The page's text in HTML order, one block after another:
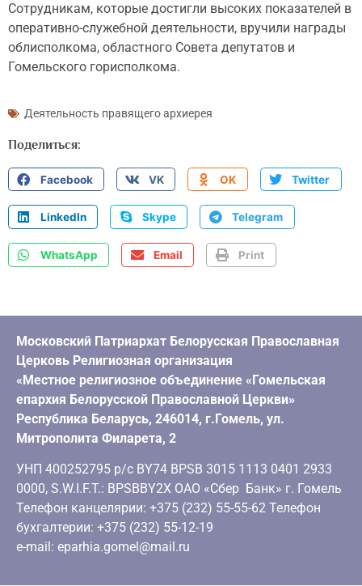
Сотрудникам, которые достигли высоких показателей в
оперативно-служебной деятельности, вручили награды
облисполкома, областного Совета депутатов и
Гомельского горисполкома.
Деятельность правящего архиерея
Поделиться:
Facebook VK OK Twitter
LinkedIn Skype Telegram
WhatsApp Email Print
Московский Патриархат Белорусская Православная
Церковь Религиозная организация
«Местное религиозное объединение «Гомельская
епархия Белорусской Православной Церкви»
Республика Беларусь, 246014, г.Гомель, ул.
Митрополита Филарета, 2
УНП 400252795 р/с BY74 BPSB 3015 1113 0401 2933
0000, S.W.I.F.T.: BPSBBY2X ОАО «Сбер Банк» г. Гомель
Телефон канцелярии: +375 (232) 55-55-62 Телефон
бухгалтерии: +375 (232) 55-12-19
e-mail: eparhia.gomel@mail.ru